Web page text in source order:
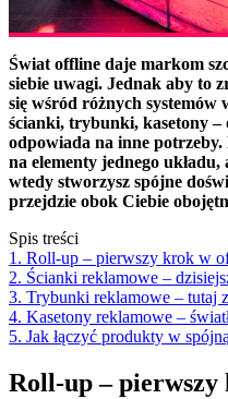
Świat offline daje markom
siebie uwagi. Jednak aby to
się wśród różnych systemów
ścianki, trybunki, kasetony –
odpowiada na inne
na elementy jednego
wtedy stworzysz spójne
przejdzie obok Ciebie
Spis treści
1. Roll-up – pierwszy krok w
2. Ścianki reklamowe –
3. Trybunki reklamowe – tutaj
4. Kasetony reklamowe –
5. Jak łączyć produkty w
Roll-up –